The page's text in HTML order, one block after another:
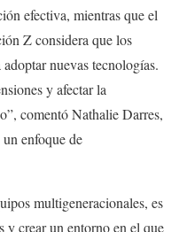
efectiva, mientras que el
Z considera que los
nuevas tecnologías.
y afectar la
comentó Nathalie Darres,
enfoque de
multigeneracionales, es
y crear un entorno en el que